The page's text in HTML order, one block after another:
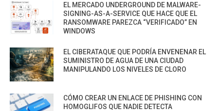
EL MERCADO UNDERGROUND DE MALWARE-
SIGNING-AS-A-SERVICE QUE HACE QUE EL
RANSOMWARE PAREZCA “VERIFICADO” EN
WINDOWS
EL CIBERATAQUE QUE PODRÍA ENVENENAR EL
SUMINISTRO DE AGUA DE UNA CIUDAD
MANIPULANDO LOS NIVELES DE CLORO
CÓMO CREAR UN ENLACE DE PHISHING CON
HOMOGLIFOS QUE NADIE DETECTA